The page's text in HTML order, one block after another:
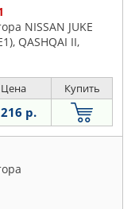
NISSAN JUKE
QASHQAI II,
Цена Купить
р.